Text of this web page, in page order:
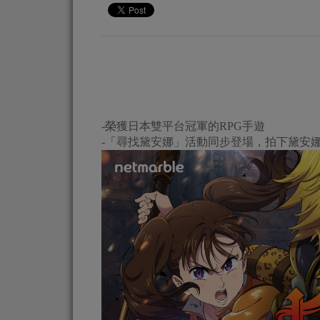
-榮獲日本雙平台冠軍的RPG手遊
-「尋找黛安娜」活動同步登場，拍下黛安